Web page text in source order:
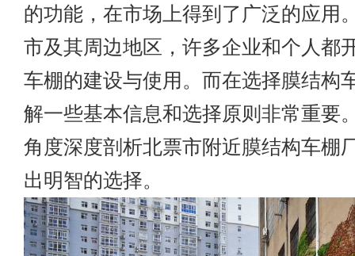
的功能，在市场上得到了广泛的应用
市及其周边地区，许多企业和个人都
车棚的建设与使用。而在选择膜结构
解一些基本信息和选择原则非常重要
角度深度剖析北票市附近膜结构车棚
出明智的选择。